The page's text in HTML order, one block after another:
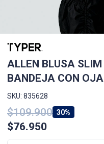
ALLEN BLUSA
BANDEJA CON
SKU: 835628
$109.900 30%
$76.950